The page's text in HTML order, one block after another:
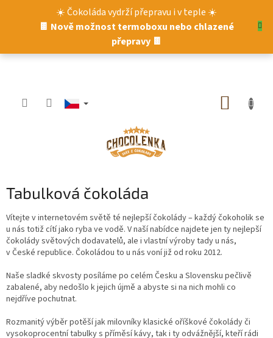
☀️ Čokoláda vydrží přepravu i v teple ☀️
🍫 Nově možnost termoboxu nebo chlazené
přepravy 🍫
Tabulková čokoláda
Vítejte v internetovém světě té nejlepší čokolády – každý čokoholik se
u nás totiž cítí jako ryba ve vodě. V naší nabídce najdete jen ty nejlepší
čokolády světových dodavatelů, ale i vlastní výroby tady u nás,
v České republice. Čokoládou to u nás voní již od roku 2012.
Naše sladké skvosty posíláme po celém Česku a Slovensku pečlivě
zabalené, aby nedošlo k jejich újmě a abyste si na nich mohli co
nejdříve pochutnat.
Rozmanitý výběr potěší jak milovníky klasické oříškové čokolády či
vysokoprocentní tabulky s příměsí kávy, tak i ty odvážnější, kteří rádi